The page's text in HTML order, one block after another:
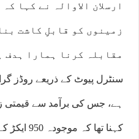
ارسلان الاوالہ نے کہا
زمینوں کو قابلِ کاشت
سنٹرل پیوٹ کے ذریعے
ہے، جس کی برآمد سے قیمتی